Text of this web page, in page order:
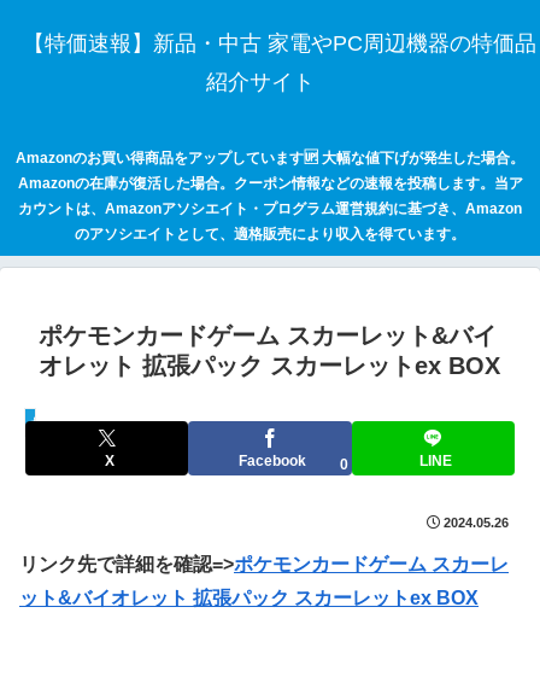
【特価速報】新品・中古 家電やPC周辺機器の特価品
紹介サイト
Amazonのお買い得商品をアップしています🆙 大幅な値下げが発生した場合。
Amazonの在庫が復活した場合。クーポン情報などの速報を投稿します。当ア
カウントは、Amazonアソシエイト・プログラム運営規約に基づき、Amazon
のアソシエイトとして、適格販売により収入を得ています。
ポケモンカードゲーム スカーレット&バイ
オレット 拡張パック スカーレットex BOX
セールハンター 激安情報まとめサイト
X Facebook 0 LINE
2024.05.26
リンク先で詳細を確認=>ポケモンカードゲーム スカーレ
ット&バイオレット 拡張パック スカーレットex BOX